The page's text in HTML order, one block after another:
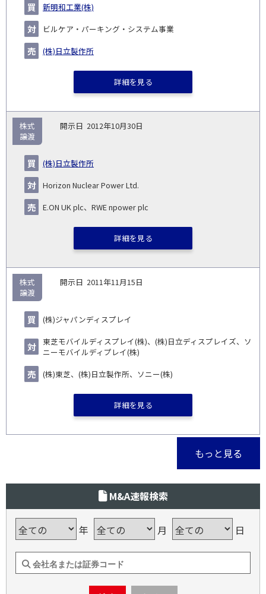
新明和工業(株)
ビルケア・パーキング・システム事業
(株)日立製作所
詳細を見る
2012年10月30日
(株)日立製作所
Horizon Nuclear Power Ltd.
E.ON UK plc、RWE npower plc
株式
譲渡
詳細を見る
2011年11月15日
(株)ジャパンディスプレイ
東芝モバイルディスプレイ(株)、(株)日立ディスプレイズ、ソ
ニーモバイルディプレイ(株)
(株)東芝、(株)日立製作所、ソニー(株)
株式
譲渡
詳細を見る
もっと見る
M&A速報検索
年 月 日